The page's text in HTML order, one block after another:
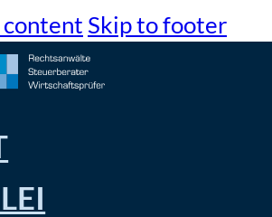
content Skip to footer